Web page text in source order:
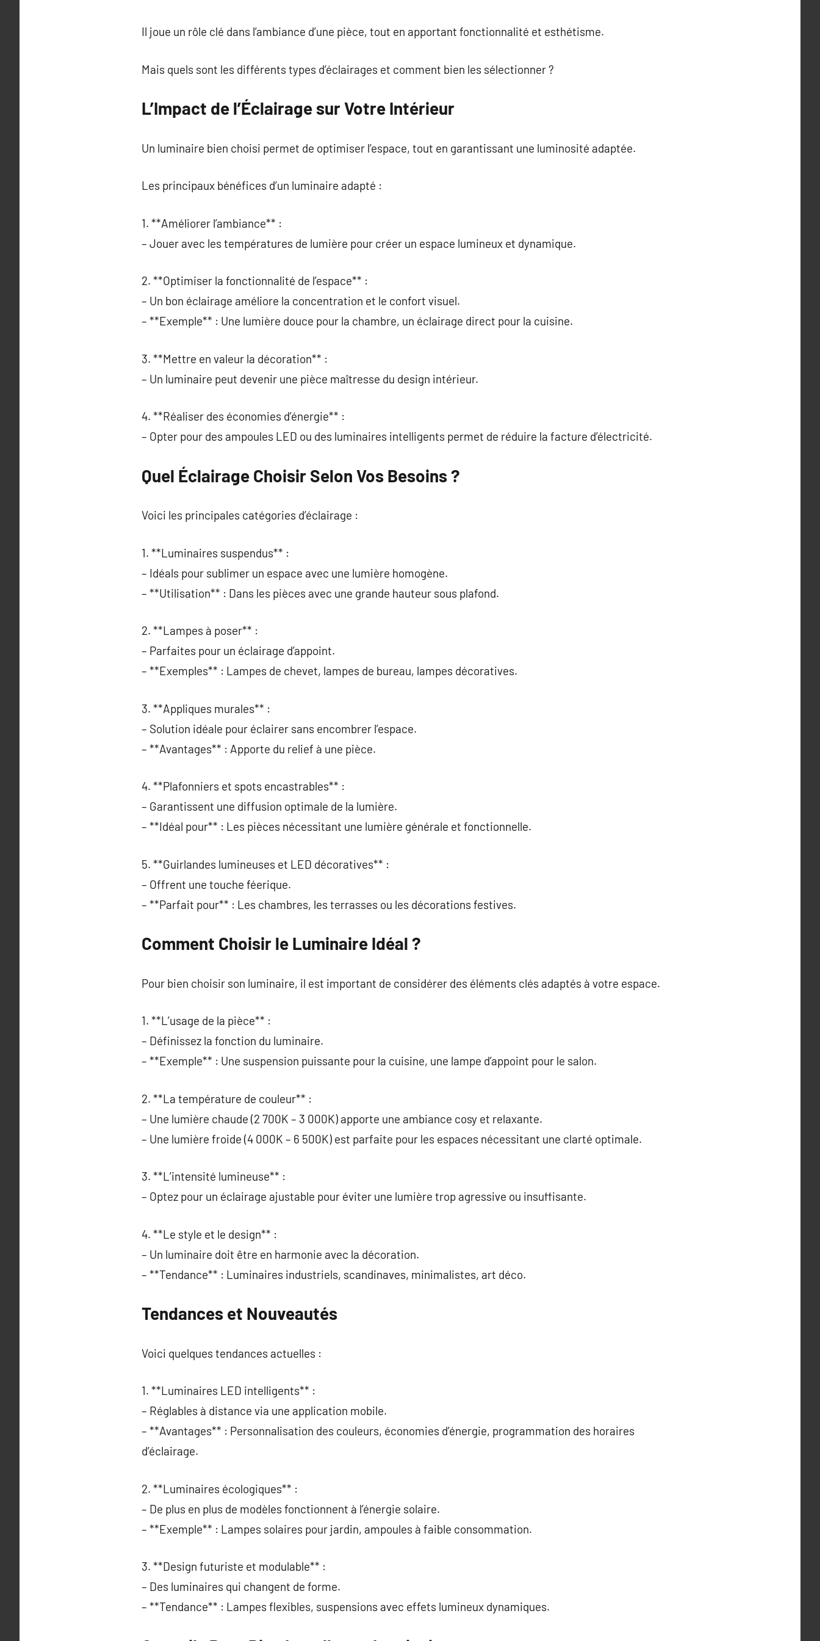
Il joue un rôle clé dans l’ambiance d’une pièce, tout en apportant fonctionnalité et esthétisme.
Mais quels sont les différents types d’éclairages et comment bien les sélectionner ?
L’Impact de l’Éclairage sur Votre Intérieur
Un luminaire bien choisi permet de optimiser l’espace, tout en garantissant une luminosité adaptée.
Les principaux bénéfices d’un luminaire adapté :
1. **Améliorer l’ambiance** :
– Jouer avec les températures de lumière pour créer un espace lumineux et dynamique.
2. **Optimiser la fonctionnalité de l’espace** :
– Un bon éclairage améliore la concentration et le confort visuel.
– **Exemple** : Une lumière douce pour la chambre, un éclairage direct pour la cuisine.
3. **Mettre en valeur la décoration** :
– Un luminaire peut devenir une pièce maîtresse du design intérieur.
4. **Réaliser des économies d’énergie** :
– Opter pour des ampoules LED ou des luminaires intelligents permet de réduire la facture d’électricité.
Quel Éclairage Choisir Selon Vos Besoins ?
Voici les principales catégories d’éclairage :
1. **Luminaires suspendus** :
– Idéals pour sublimer un espace avec une lumière homogène.
– **Utilisation** : Dans les pièces avec une grande hauteur sous plafond.
2. **Lampes à poser** :
– Parfaites pour un éclairage d’appoint.
– **Exemples** : Lampes de chevet, lampes de bureau, lampes décoratives.
3. **Appliques murales** :
– Solution idéale pour éclairer sans encombrer l’espace.
– **Avantages** : Apporte du relief à une pièce.
4. **Plafonniers et spots encastrables** :
– Garantissent une diffusion optimale de la lumière.
– **Idéal pour** : Les pièces nécessitant une lumière générale et fonctionnelle.
5. **Guirlandes lumineuses et LED décoratives** :
– Offrent une touche féerique.
– **Parfait pour** : Les chambres, les terrasses ou les décorations festives.
Comment Choisir le Luminaire Idéal ?
Pour bien choisir son luminaire, il est important de considérer des éléments clés adaptés à votre espace.
1. **L’usage de la pièce** :
– Définissez la fonction du luminaire.
– **Exemple** : Une suspension puissante pour la cuisine, une lampe d’appoint pour le salon.
2. **La température de couleur** :
– Une lumière chaude (2 700K – 3 000K) apporte une ambiance cosy et relaxante.
– Une lumière froide (4 000K – 6 500K) est parfaite pour les espaces nécessitant une clarté optimale.
3. **L’intensité lumineuse** :
– Optez pour un éclairage ajustable pour éviter une lumière trop agressive ou insuffisante.
4. **Le style et le design** :
– Un luminaire doit être en harmonie avec la décoration.
– **Tendance** : Luminaires industriels, scandinaves, minimalistes, art déco.
Tendances et Nouveautés
Voici quelques tendances actuelles :
1. **Luminaires LED intelligents** :
– Réglables à distance via une application mobile.
– **Avantages** : Personnalisation des couleurs, économies d’énergie, programmation des horaires
d’éclairage.
2. **Luminaires écologiques** :
– De plus en plus de modèles fonctionnent à l’énergie solaire.
– **Exemple** : Lampes solaires pour jardin, ampoules à faible consommation.
3. **Design futuriste et modulable** :
– Des luminaires qui changent de forme.
– **Tendance** : Lampes flexibles, suspensions avec effets lumineux dynamiques.